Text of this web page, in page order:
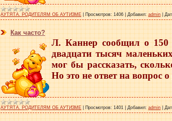
АУТЯТА. РОДИТЕЛЯМ ОБ АУТИЗМЕ Просмотров: 1406 Добавил: admin
Как часто?
Л. Каннер сообщил о 150
двадцати тысяч
мог бы рассказать,
Но это не ответ на вопрос
АУТЯТА. РОДИТЕЛЯМ ОБ АУТИЗМЕ Просмотров: 1401 Добавил: admin